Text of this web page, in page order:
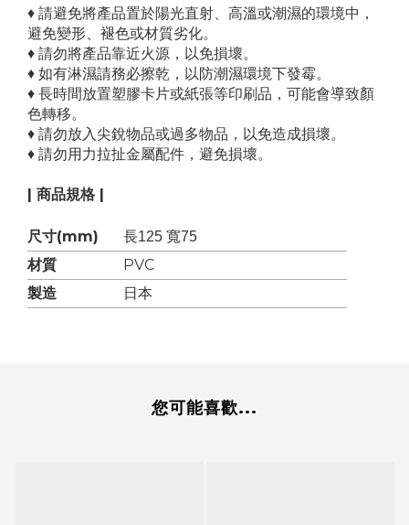
♦ 請避免將產品置於陽光直射、高溫或潮濕的環境中，
避免變形、褪色或材質劣化。
♦ 請勿將產品靠近火源，以免損壞。
♦ 如有淋濕請務必擦乾，以防潮濕環境下發霉。
♦ 長時間放置塑膠卡片或紙張等印刷品，可能會導致顏
色轉移。
♦ 請勿放入尖銳物品或過多物品，以免造成損壞。
♦ 請勿用力拉扯金屬配件，避免損壞。
| 商品規格 |
尺寸(mm) 長125 寬75
材質
PVC
製造
日本
您可能喜歡...